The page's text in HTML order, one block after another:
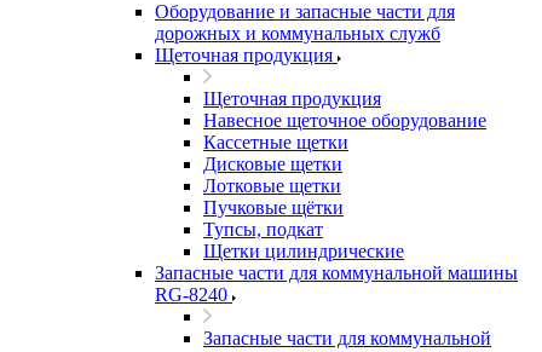
Оборудование и запасные части для
дорожных и коммунальных служб
Щеточная продукция
Щеточная продукция
Навесное щеточное оборудование
Кассетные щетки
Дисковые щетки
Лотковые щетки
Пучковые щётки
Тупсы, подкат
Щетки цилиндрические
Запасные части для коммунальной машины
RG-8240
Запасные части для коммунальной